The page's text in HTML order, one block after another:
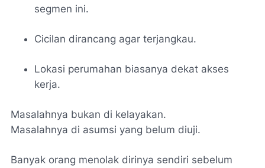
segmen ini.
Cicilan dirancang agar terjangkau.
Lokasi perumahan biasanya dekat akses
kerja.
Masalahnya bukan di kelayakan.
Masalahnya di asumsi yang belum diuji.
Banyak orang menolak dirinya sendiri sebelum